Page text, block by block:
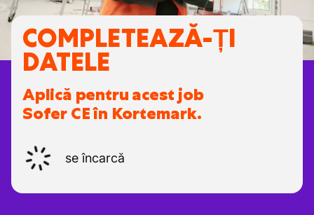
COMPLETEAZĂ-ȚI
DATELE
Aplică pentru acest job
Sofer CE în Kortemark.
se încarcă